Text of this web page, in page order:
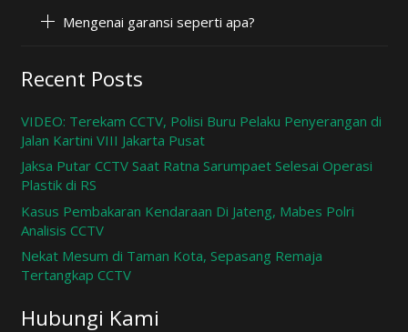
Mengenai garansi seperti apa?
Recent Posts
VIDEO: Terekam CCTV, Polisi Buru Pelaku Penyerangan di
Jalan Kartini VIII Jakarta Pusat
Jaksa Putar CCTV Saat Ratna Sarumpaet Selesai Operasi
Plastik di RS
Kasus Pembakaran Kendaraan Di Jateng, Mabes Polri
Analisis CCTV
Nekat Mesum di Taman Kota, Sepasang Remaja
Tertangkap CCTV
Hubungi Kami